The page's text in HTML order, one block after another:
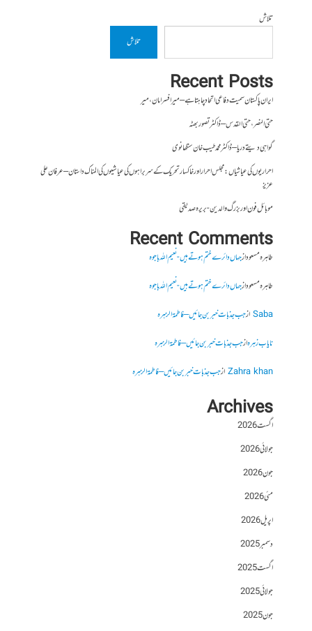
تلاش
تلاش
Recent Posts
ایران پاکستان سمیت دفاعی اتحاد چاہتا ہے – میر افسر امان،میر
حتی النصر ، حتی القدس – ڈاکٹر تصور بھٹہ
گواہی دیتے دریا – ڈاکٹر محمد طیب خان سنگھانوی
احراریوں کی عیاشیاں : مجلس احرار اور خاکسار تحریک کے سربراہوں کی عیاشیوں کی المناک داستان – عرفان علی
عزیز
موبائل فون اور بزرگ والدین- بریرہ صدیقی
Recent Comments
طاہرہ مسعودازجہاں دائرے ختم ہوتے ہیں- نعیم اللہ باجوہ
طاہرہ مسعودازجہاں دائرے ختم ہوتے ہیں- نعیم اللہ باجوہ
Sabaازجب جذبات خبر بن جائیں – فاطمۃالزہرہ
نایاب زہرہازجب جذبات خبر بن جائیں – فاطمۃالزہرہ
Zahra khanازجب جذبات خبر بن جائیں – فاطمۃالزہرہ
Archives
اگست 2026
جولائی 2026
جون 2026
مئی 2026
اپریل 2026
دسمبر 2025
اگست 2025
جولائی 2025
جون 2025